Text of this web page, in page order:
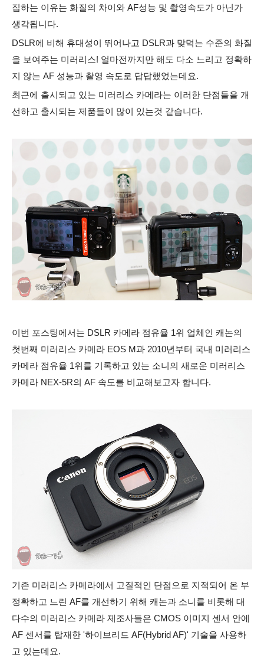
집하는 이유는 화질의 차이와 AF성능 및 촬영속도가 아닌가
생각됩니다.
DSLR에 비해 휴대성이 뛰어나고 DSLR과 맞먹는 수준의 화질
을 보여주는 미러리스! 얼마전까지만 해도 다소 느리고 정확하
지 않는 AF 성능과 촬영 속도로 답답했었는데요.
최근에 출시되고 있는 미러리스 카메라는 이러한 단점들을 개
선하고 출시되는 제품들이 많이 있는것 같습니다.
이번 포스팅에서는 DSLR 카메라 점유율 1위 업체인 캐논의
첫번째 미러리스 카메라 EOS M과 2010년부터 국내 미러리스
카메라 점유율 1위를 기록하고 있는 소니의 새로운 미러리스
카메라 NEX-5R의 AF 속도를 비교해보고자 합니다.
기존 미러리스 카메라에서 고질적인 단점으로 지적되어 온 부
정확하고 느린 AF를 개선하기 위해 캐논과 소니를 비롯해 대
다수의 미러리스 카메라 제조사들은 CMOS 이미지 센서 안에
AF 센서를 탑재한 '하이브리드 AF(Hybrid AF)' 기술을 사용하
고 있는데요.